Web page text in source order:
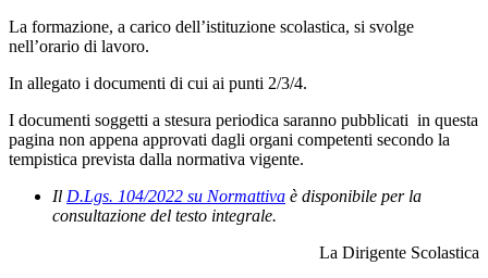
La formazione, a carico dell’istituzione scolastica, si svolge
nell’orario di lavoro.
In allegato i documenti di cui ai punti 2/3/4.
I documenti soggetti a stesura periodica saranno pubblicati in questa
pagina non appena approvati dagli organi competenti secondo la
tempistica prevista dalla normativa vigente.
Il D.Lgs. 104/2022 su Normattiva è disponibile per la
consultazione del testo integrale.
La Dirigente Scolastica